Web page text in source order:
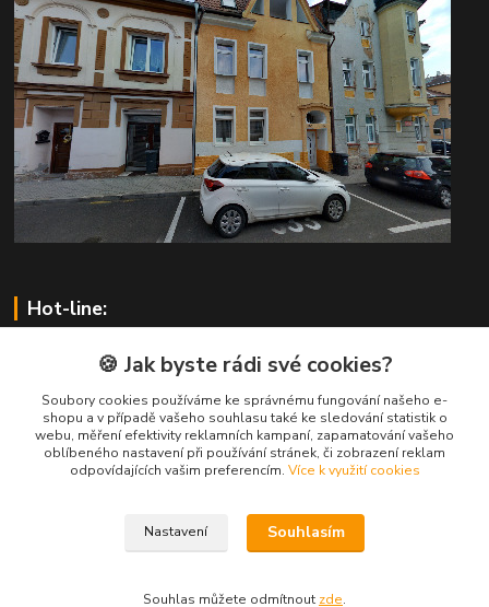
Hot-line:
Zákaznická podpora pilsnet.com
+420 604 323 588
(Po-Pá, 8-16 hod.)
🍪 Jak byste rádi své cookies?
Soubory cookies používáme ke správnému fungování našeho e-
shopu a v případě vašeho souhlasu také ke sledování statistik o
webu, měření efektivity reklamních kampaní, zapamatování vašeho
oblíbeného nastavení při používání stránek, či zobrazení reklam
odpovídajících vašim preferencím. Více k využití cookies
Nastavení Souhlasím
Souhlas můžete odmítnout zde.